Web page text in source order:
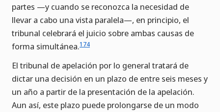
partes —y cuando se reconozca la necesidad de
llevar a cabo una vista paralela—, en principio, el
tribunal celebrará el juicio sobre ambas causas de
forma simultánea.174
El tribunal de apelación por lo general tratará de
dictar una decisión en un plazo de entre seis meses y
un año a partir de la presentación de la apelación.
Aun así, este plazo puede prolongarse de un modo